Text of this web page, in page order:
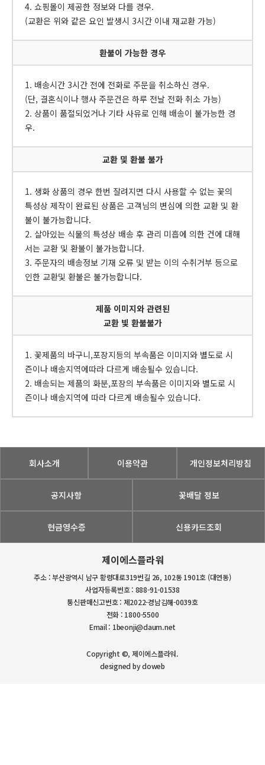
4. 쇼핑몰이 제공한 정보와 다를 경우.
(교환은 위와 같은 요인 발생시 3시간 이내 재교환 가능)
환불이 가능한 경우
1. 배송시간 3시간 전에 전화로 주문을 취소하신 경우.
(단, 결혼식이나 행사 주문건은 하루 전날 전화 취소 가능)
2. 상품이 품절되었거나 기타 사유로 인해 배송이 불가능한 경
우.
교환 및 환불 불가
1. 생화 상품의 경우 한번 잘려지면 다시 사용할 수 없는 꽃의
특성상 제작이 완료된 상품은 고객님의 변심에 의한 교환 및 환
불이 불가능합니다.
2. 살아있는 식물의 특성상 배송 후 관리 미흡에 의한 건에 대해
서는 교환 및 환불이 불가능합니다.
3. 주문자의 배송정보 기재 오류 및 받는 이의 수취거부 등으로
인한 교환및 환불은 불가능합니다.
제품 이미지와 관련된
교환 빛 환불불가
1. 꽃제품의 바구니,포장지등의 부속품은 이미지와 별도로 시
즌이나 배송지역에따라 다르게 배송될수 있습니다.
2. 배송되는 제품의 화분,포장의 부속품은 이미지와 별도로 시
즌이나 배송지역에 따라 다르게 배송될수 있습니다.
회사소개 이용약관 개인정보처리방침
공지사항 꽃배달 정보
현금영수증 신용카드조회
제이에스플라워
주소 : 부산광역시 남구 황령대로319번길 26, 102동 1901호 (대연동)
사업자등록번호 : 888-91-01538
통신판매신고번호 : 제2022-경남김해-0039호
전화 : 1800-5500
Email : 1beonji@daum.net
Copyright ©, 제이에스플라워.
designed by doweb